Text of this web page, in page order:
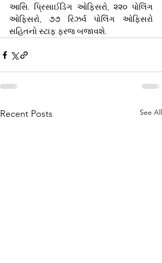
આસિ. પ્રિસાઈડિંગ ઓફિસરો, ૨૨૦ પોલિંગ
ઓફિસરો, ૭૭ રિઝર્વ પોલિંગ ઓફિસરો
સહિતનો સ્ટાફ ફરજ બજાવશે.
Recent Posts See All